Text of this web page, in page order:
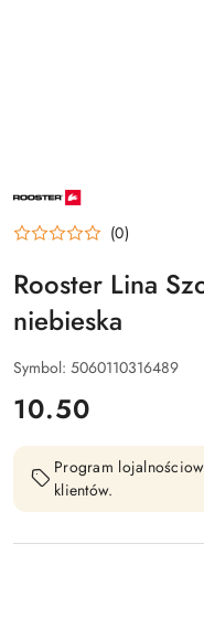
NAZWA
PRODUCENTA:
ROOSTER (0)
Rooster Lina
niebieska
Symbol: 5060110316489
cena:
10.50
Program
klientów.